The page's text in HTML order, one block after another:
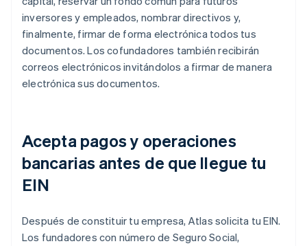
inversores y empleados, nombrar directivos y,
finalmente, firmar de forma electrónica todos tus
documentos. Los cofundadores también recibirán
correos electrónicos invitándolos a firmar de manera
electrónica sus documentos.
Acepta pagos y operaciones
bancarias antes de que llegue tu
EIN
Después de constituir tu empresa, Atlas solicita tu EIN.
Los fundadores con número de Seguro Social,